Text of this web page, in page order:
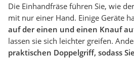
Die Einhandfräse führen Sie, wie
mit nur einer Hand. Einige Geräte
auf der einen und einen Knauf
lassen sie sich leichter greifen.
praktischen Doppelgriff, sodass